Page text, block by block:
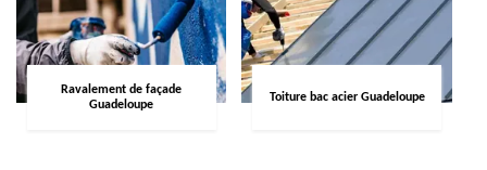
Ravalement de façade
Guadeloupe
Toiture bac acier Guadeloupe